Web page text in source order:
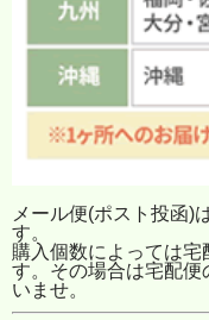
メール便(ポスト投函)
す。
購入個数によっては宅
す。その場合は宅配便
いませ。